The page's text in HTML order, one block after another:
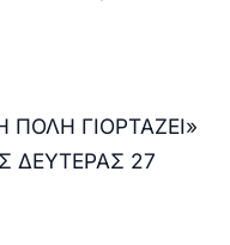
ΠΟΛΗ ΓΙΟΡΤΑΖΕΙ»
ΔΕΥΤΕΡΑΣ 27